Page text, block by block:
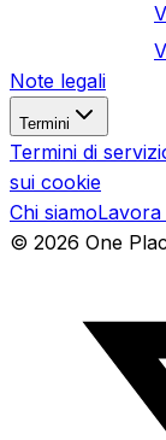
Note legali
Termini
Termini di
sui cookie
Chi siamo
© 2026 One